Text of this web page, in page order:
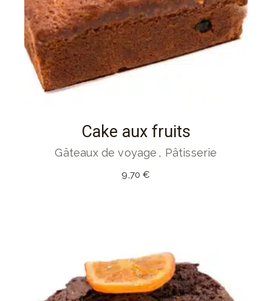
Cake aux fruits
Gâteaux de voyage Pâtisserie
9,70€